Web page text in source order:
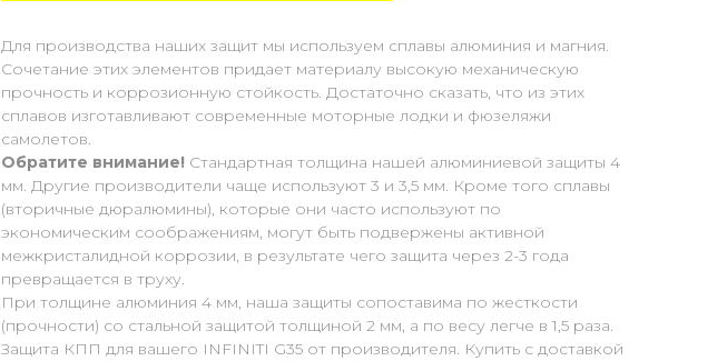
Для производства наших защит мы используем сплавы алюминия и магния.
Сочетание этих элементов придает материалу высокую механическую
прочность и коррозионную стойкость. Достаточно сказать, что из этих
сплавов изготавливают современные моторные лодки и фюзеляжи
самолетов.
Обратите внимание! Стандартная толщина нашей алюминиевой защиты 4
мм. Другие производители чаще используют 3 и 3,5 мм. Кроме того сплавы
(вторичные дюралюмины), которые они часто используют по
экономическим соображениям, могут быть подвержены активной
межкристалидной коррозии, в результате чего защита через 2-3 года
превращается в труху.
При толщине алюминия 4 мм, наша защиты сопоставима по жесткости
(прочности) со стальной защитой толщиной 2 мм, а по весу легче в 1,5 раза.
Защита КПП для вашего INFINITI G35 от производителя. Купить с доставкой